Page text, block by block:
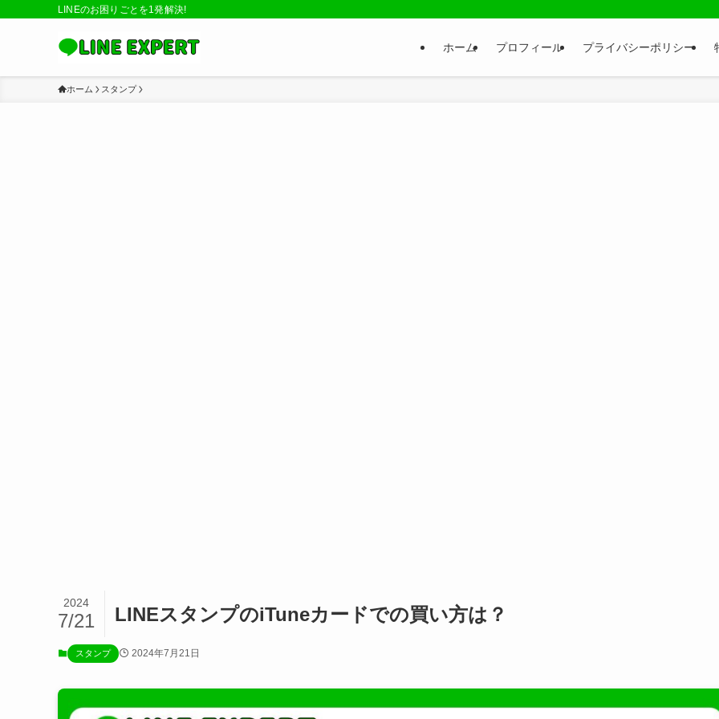
LINEのお困りごとを1発解決!
ホーム プロフィール プライバシーポリシー
ホーム スタンプ
LINEスタンプのiTuneカードでの買い方は？
2024
7/21
スタンプ 2024年7月21日